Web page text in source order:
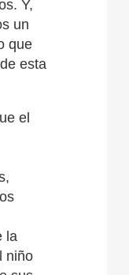
Y,
un
que
esta
el
la
niño